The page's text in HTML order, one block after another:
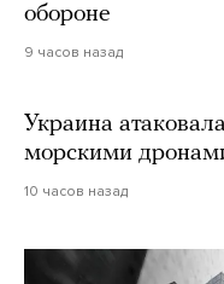
обороне
9 часов назад
Украина
морскими
10 часов назад